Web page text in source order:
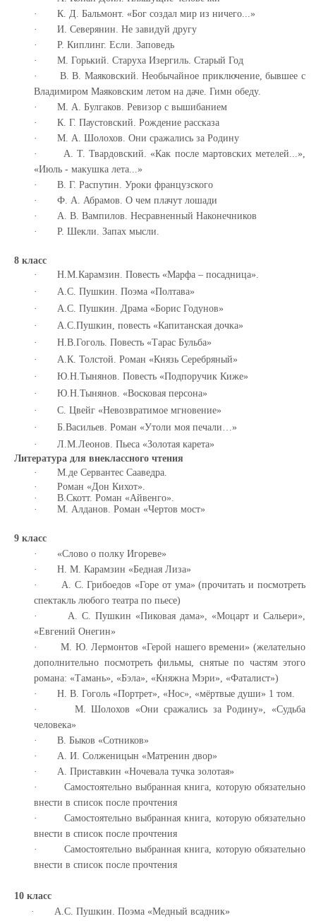
·
К. Д. Бальмонт. «Бог создал мир из ничего...»
·
И. Северянин. Не завидуй другу
·
Р. Киплинг. Если. Заповедь
·
М. Горький. Старуха Изергиль. Старый Год
·
В. В. Маяковский. Необычайное приключение, бывшее с
Владимиром Маяковским летом на даче. Гимн обеду.
·
М. А. Булгаков. Ревизор с вышибанием
·
К. Г. Паустовский. Рождение рассказа
·
М. А. Шолохов. Они сражались за Родину
·
А. Т. Твардовский. «Как после мартовских метелей...»,
«Июль - макушка лета...»
·
В. Г. Распутин. Уроки французского
·
Ф. А. Абрамов. О чем плачут лошади
·
А. В. Вампилов. Несравненный Наконечников
·
Р. Шекли. Запах мысли.
8 класс
·
Н.М.Карамзин. Повесть «Марфа – посадница».
·
А.С. Пушкин. Поэма «Полтава»
·
А.С. Пушкин. Драма «Борис Годунов»
·
А.С.Пушкин, повесть «Капитанская дочка»
·
Н.В.Гоголь. Повесть «Тарас Бульба»
·
А.К. Толстой. Роман «Князь Серебряный»
·
Ю.Н.Тынянов. Повесть «Подпоручик Киже»
·
Ю.Н.Тынянов. «Восковая персона»
·
С. Цвейг «Невозвратимое мгновение»
·
Б.Васильев. Роман «Утоли моя печали…»
·
Л.М.Леонов. Пьеса «Золотая карета»
Литература для внеклассного чтения
·
М.де Сервантес Сааведра.
·
Роман «Дон Кихот».
·
В.Скотт. Роман «Айвенго».
·
М. Алданов. Роман «Чертов мост»
9 класс
·
«Слово о полку Игореве»
·
Н. М. Карамзин «Бедная Лиза»
·
А. С. Грибоедов «Горе от ума» (прочитать и посмотреть
спектакль любого театра по пьесе)
·
А. С. Пушкин «Пиковая дама», «Моцарт и Сальери»,
«Евгений Онегин»
·
М. Ю. Лермонтов «Герой нашего времени» (желательно
дополнительно посмотреть фильмы, снятые по частям этого
романа: «Тамань», «Бэла», «Княжна Мэри», «Фаталист»)
·
Н. В. Гоголь «Портрет», «Нос», «мёртвые души» 1 том.
·
М. Шолохов «Они сражались за Родину», «Судьба
человека»
·
В. Быков «Сотников»
·
А. И. Солженицын «Матренин двор»
·
А. Приставкин «Ночевала тучка золотая»
·
Самостоятельно выбранная книга, которую обязательно
внести в список после прочтения
·
Самостоятельно выбранная книга, которую обязательно
внести в список после прочтения
·
Самостоятельно выбранная книга, которую обязательно
внести в список после прочтения
10 класс
·
А.С. Пушкин. Поэма «Медный всадник»